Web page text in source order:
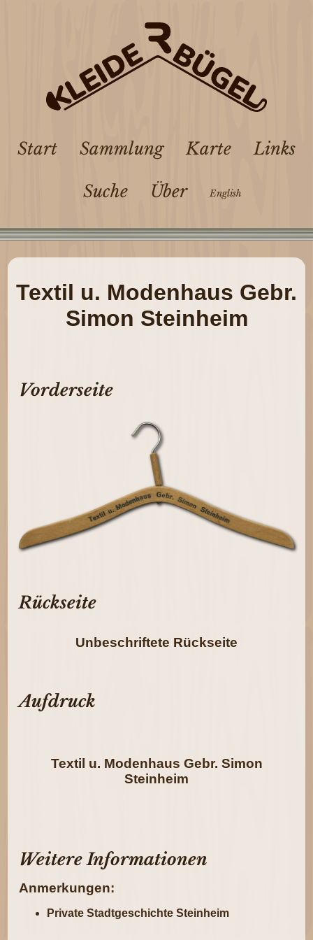
Start Sammlung Karte Links
Suche Über English
Textil u. Modenhaus Gebr.
Simon Steinheim
Vorderseite
Rückseite
Unbeschriftete Rückseite
Aufdruck
Textil u. Modenhaus Gebr. Simon
Steinheim
Weitere Informationen
Anmerkungen:
Private Stadtgeschichte Steinheim